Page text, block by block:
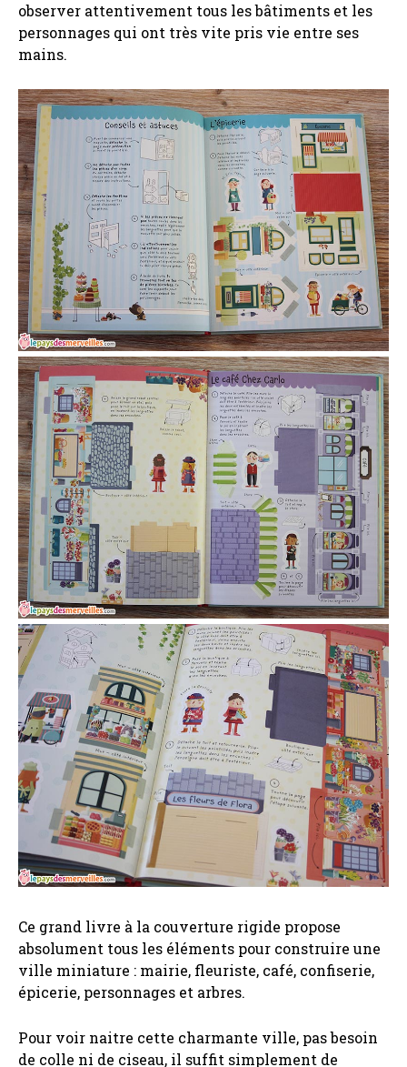
observer attentivement tous les bâtiments et les
personnages qui ont très vite pris vie entre ses
mains.
Ce grand livre à la couverture rigide propose
absolument tous les éléments pour construire une
ville miniature : mairie, fleuriste, café, confiserie,
épicerie, personnages et arbres.
Pour voir naitre cette charmante ville, pas besoin
de colle ni de ciseau, il suffit simplement de